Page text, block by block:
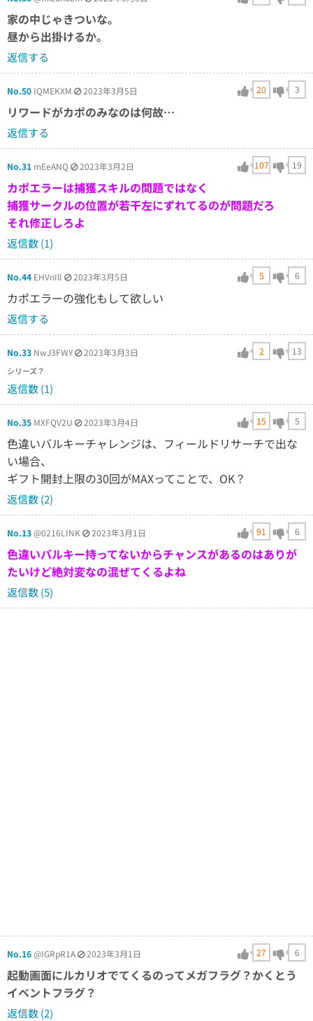
家の中じゃきついな。
昼から出掛けるか。
返信する
No.50 IQMEKXM 2023年3月5日 20 3
リワードがカポのみなのは何故…
返信する
No.31 mEeANQ 2023年3月2日 107 19
カポエラーは捕獲スキルの問題ではなく
捕獲サークルの位置が若干左にずれてるのが問題だろ
それ修正しろよ
返信数 (1)
No.44 EHVnIlI 2023年3月5日 5 6
カポエラーの強化もして欲しい
返信する
No.33 NwJ3FWY 2023年3月3日 2 13
シリーズ？
返信数 (1)
No.35 MXFQV2U 2023年3月4日 15 5
色違いバルキーチャレンジは、フィールドリサーチで出な
い場合、
ギフト開封上限の30回がMAXってことで、OK？
返信数 (2)
No.13@0216LINK 2023年3月1日 91 6
色違いバルキー持ってないからチャンスがあるのはありが
たいけど絶対変なの混ぜてくるよね
返信数 (5)
No.16@IGRpR1A 2023年3月1日 27 6
起動画面にルカリオでてくるのってメガフラグ？かくとう
イベントフラグ？
返信数 (2)